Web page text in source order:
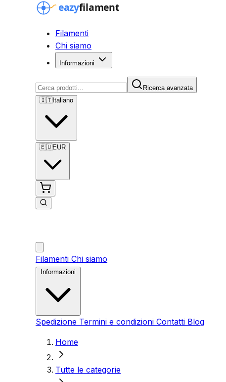
Filamenti
Chi siamo
Informazioni
Ricerca avanzata
🇮🇹Italiano
🇪🇺EUR
Filamenti Chi siamo
Spedizione Termini e condizioni Contatti Blog
Home
Tutte le categorie